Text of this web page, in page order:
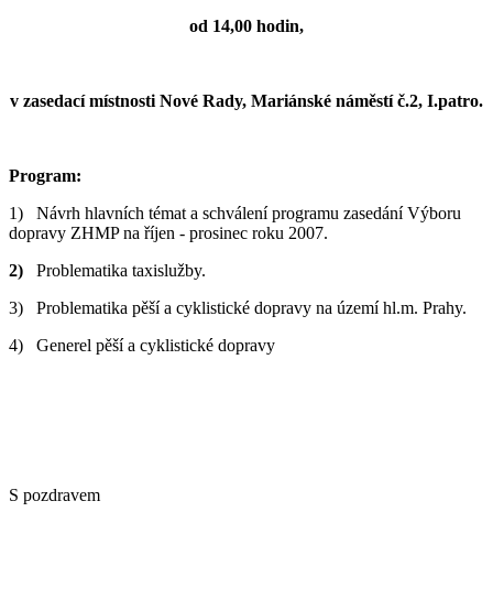
od 14,00 hodin,
v zasedací místnosti Nové Rady, Mariánské náměstí č.2, I.patro.
Program:
1) Návrh hlavních témat a schválení programu zasedání Výboru
dopravy ZHMP na říjen - prosinec roku 2007.
2) Problematika taxislužby.
3) Problematika pěší a cyklistické dopravy na území hl.m. Prahy.
4) Generel pěší a cyklistické dopravy
S pozdravem